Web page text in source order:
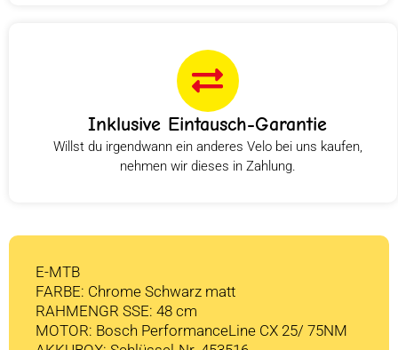
Inklusive Eintausch-Garantie
Willst du irgendwann ein anderes Velo bei uns kaufen,
nehmen wir dieses in Zahlung.
E-MTB
FARBE: Chrome Schwarz matt
RAHMENGR SSE: 48 cm
MOTOR: Bosch PerformanceLine CX 25/ 75NM